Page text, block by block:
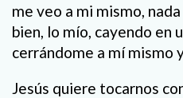
me veo a mi mismo,
bien, lo mío, cayendo en
cerrándome a mí mismo
Jesús quiere tocarnos